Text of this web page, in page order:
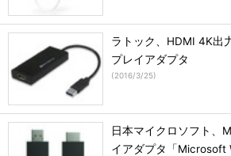
ラトック、HDMI 4K出
プレイアダプタ
(2016/3/25)
日本マイクロソフト、
イアダプタ「Microsoft